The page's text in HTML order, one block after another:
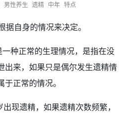
男性养生 遗精 中年 特点
据自身的情况来决定。
种正常的生理情况，是指在没
出来，如果只是偶尔发生遗精情
正常的情况。
现遗精，如果遗精次数频繁，